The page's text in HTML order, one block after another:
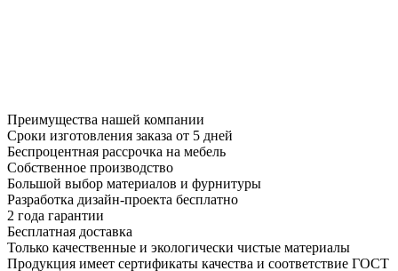
Преимущества нашей компании
Сроки изготовления заказа от 5 дней
Беспроцентная рассрочка на мебель
Собственное производство
Большой выбор материалов и фурнитуры
Разработка дизайн-проекта бесплатно
2 года гарантии
Бесплатная доставка
Только качественные и экологически чистые материалы
Продукция имеет сертификаты качества и соответствие ГОСТ